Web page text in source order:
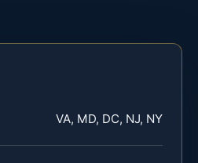
VA, MD, DC, NJ, NY